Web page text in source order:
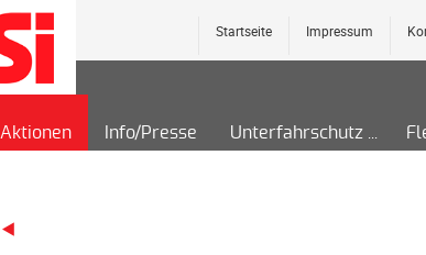
Impressum
Startseite
Aktionen Info/Presse Unterfahrschutz